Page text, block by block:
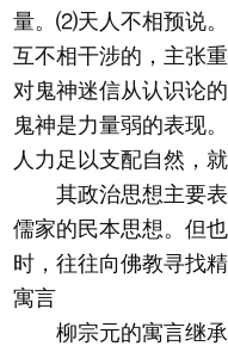
量。⑵天人不相预说
互不相干涉的，主张
对鬼神迷信从认识论
鬼神是力量弱的表现
人力足以支配自然，
其政治思想主要表
儒家的民本思想。但
时，往往向佛教寻找精
寓言
柳宗元的寓言继承